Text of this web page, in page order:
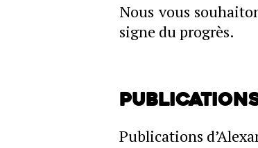
Nous vous
signe du progrès.
Publications